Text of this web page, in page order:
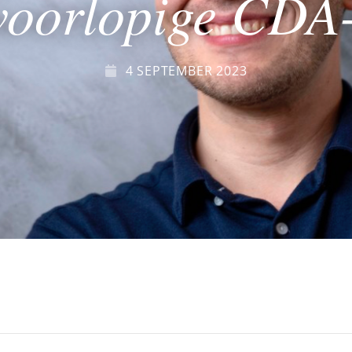
4 SEPTEMBER 2023